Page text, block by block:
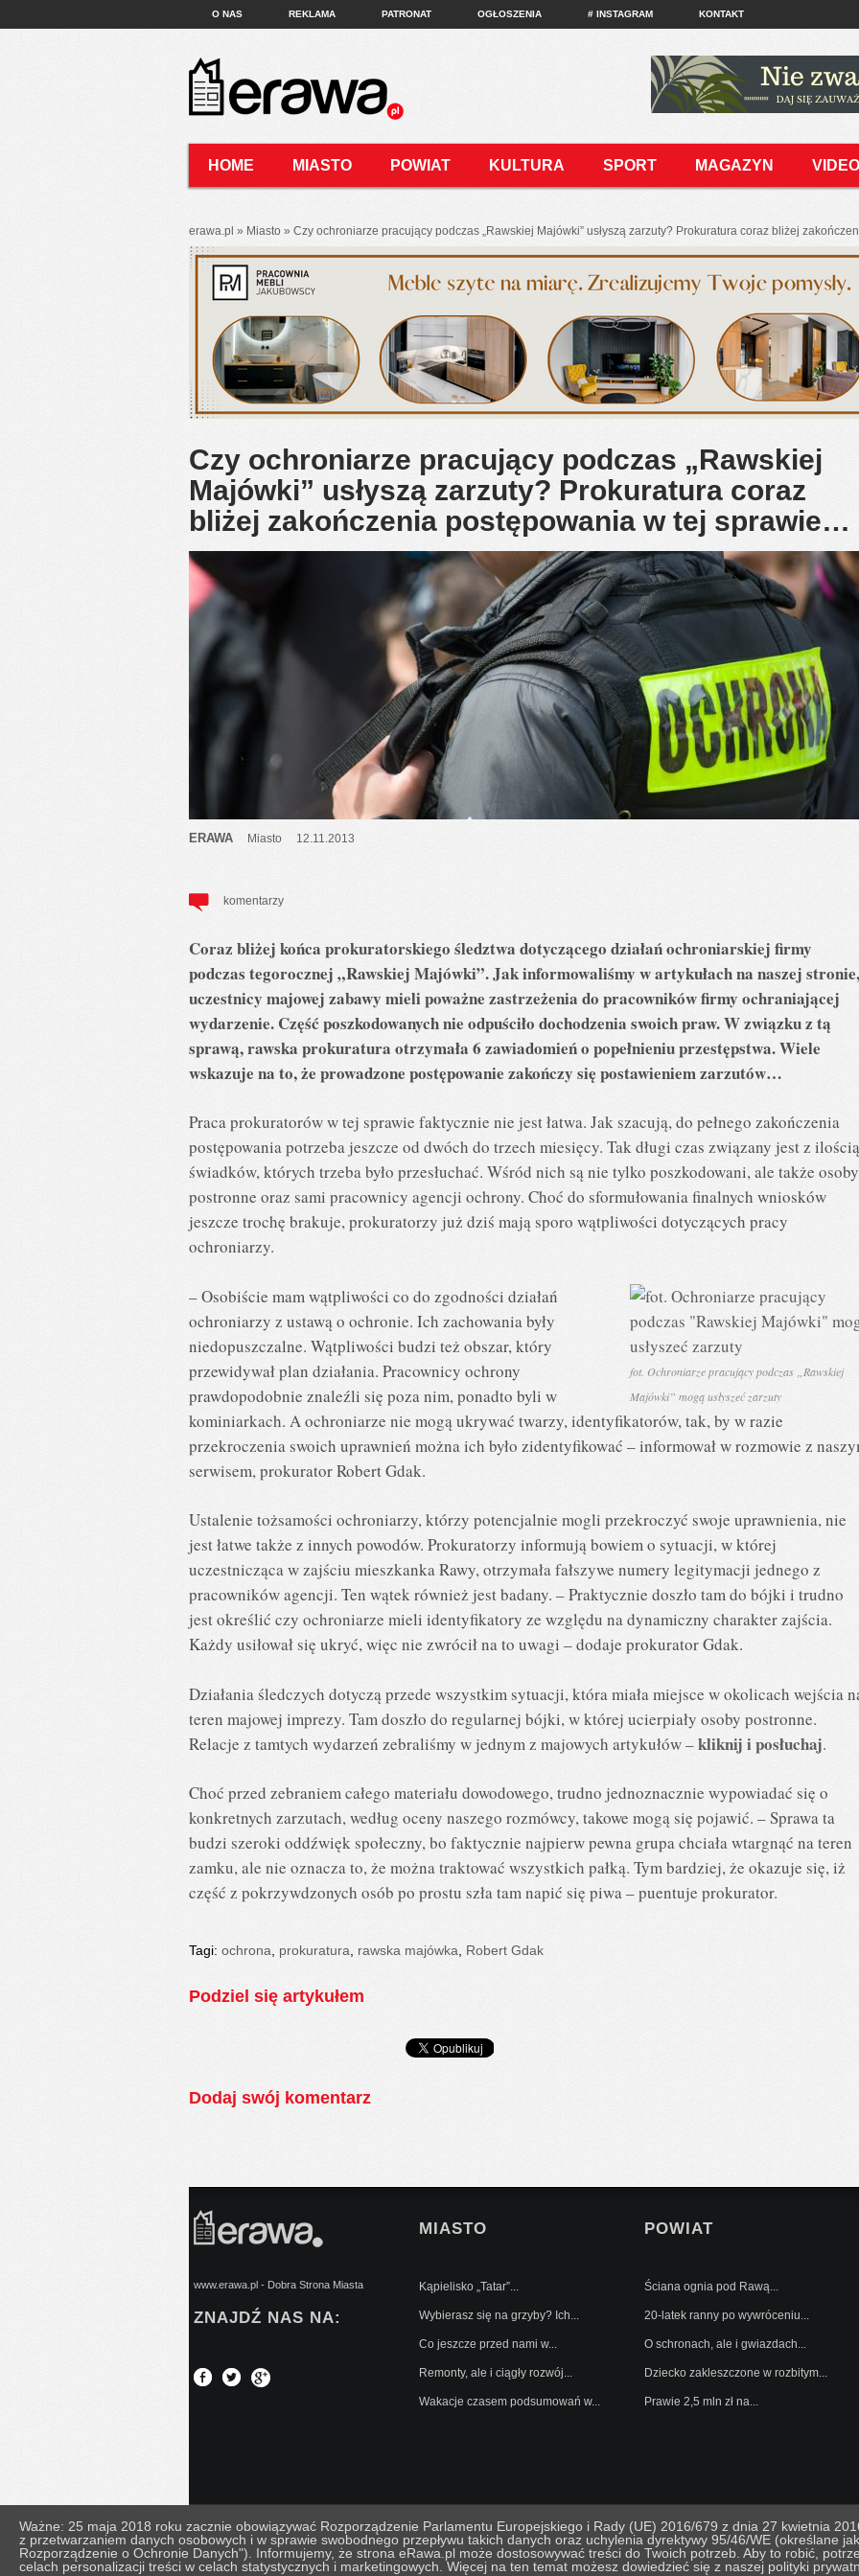
O NAS REKLAMA PATRONAT OGŁOSZENIA # INSTAGRAM KONTAKT
HOME MIASTO POWIAT KULTURA SPORT MAGAZYN VIDEO
erawa.pl » Miasto » Czy ochroniarze pracujący podczas „Rawskiej Majówki” usłyszą zarzuty? Prokuratura coraz bliżej
Czy ochroniarze pracujący podczas „Rawskiej
Majówki” usłyszą zarzuty? Prokuratura coraz
bliżej zakończenia postępowania w tej sprawie…
ERAWA Miasto 12.11.2013
komentarzy
Coraz bliżej końca prokuratorskiego śledztwa dotyczącego działań ochroniarskiej firmy
podczas tegorocznej „Rawskiej Majówki”. Jak informowaliśmy w artykułach na naszej stronie,
uczestnicy majowej zabawy mieli poważne zastrzeżenia do pracowników firmy ochraniającej
wydarzenie. Część poszkodowanych nie odpuściło dochodzenia swoich praw. W związku z tą
sprawą, rawska prokuratura otrzymała 6 zawiadomień o popełnieniu przestępstwa. Wiele
wskazuje na to, że prowadzone postępowanie zakończy się postawieniem zarzutów…
Praca prokuratorów w tej sprawie faktycznie nie jest łatwa. Jak szacują, do pełnego zakończenia
postępowania potrzeba jeszcze od dwóch do trzech miesięcy. Tak długi czas związany jest z ilością
świadków, których trzeba było przesłuchać. Wśród nich są nie tylko poszkodowani, ale także osoby
postronne oraz sami pracownicy agencji ochrony. Choć do sformułowania finalnych wniosków
jeszcze trochę brakuje, prokuratorzy już dziś mają sporo wątpliwości dotyczących pracy
ochroniarzy.
fot. Ochroniarze pracujący podczas „Rawskiej
Majówki” mogą usłyszeć zarzuty
– Osobiście mam wątpliwości co do zgodności działań
ochroniarzy z ustawą o ochronie. Ich zachowania były
niedopuszczalne. Wątpliwości budzi też obszar, który
przewidywał plan działania. Pracownicy ochrony
prawdopodobnie znaleźli się poza nim, ponadto byli w
kominiarkach. A ochroniarze nie mogą ukrywać twarzy, identyfikatorów, tak, by w razie
przekroczenia swoich uprawnień można ich było zidentyfikować – informował w rozmowie z
serwisem, prokurator Robert Gdak.
Ustalenie tożsamości ochroniarzy, którzy potencjalnie mogli przekroczyć swoje uprawnienia, nie
jest łatwe także z innych powodów. Prokuratorzy informują bowiem o sytuacji, w której
uczestnicząca w zajściu mieszkanka Rawy, otrzymała fałszywe numery legitymacji jednego z
pracowników agencji. Ten wątek również jest badany. – Praktycznie doszło tam do bójki i trudno
jest określić czy ochroniarze mieli identyfikatory ze względu na dynamiczny charakter zajścia.
Każdy usiłował się ukryć, więc nie zwrócił na to uwagi – dodaje prokurator Gdak.
Działania śledczych dotyczą przede wszystkim sytuacji, która miała miejsce w okolicach wejścia
teren majowej imprezy. Tam doszło do regularnej bójki, w której ucierpiały osoby postronne.
Relacje z tamtych wydarzeń zebraliśmy w jednym z majowych artykułów –kliknij i posłuchaj.
Choć przed zebraniem całego materiału dowodowego, trudno jednoznacznie wypowiadać się o
konkretnych zarzutach, według oceny naszego rozmówcy, takowe mogą się pojawić. – Sprawa ta
budzi szeroki oddźwięk społeczny, bo faktycznie najpierw pewna grupa chciała wtargnąć na teren
zamku, ale nie oznacza to, że można traktować wszystkich pałką. Tym bardziej, że okazuje się, iż
część z pokrzywdzonych osób po prostu szła tam napić się piwa – puentuje prokurator.
Tagi: ochrona prokuratura rawska majówka Robert Gdak
Podziel się artykułem
Dodaj swój komentarz
www.erawa.pl - Dobra Strona Miasta
ZNAJDŹ NAS NA:
MIASTO
Kąpielisko „Tatar”...
Wybierasz się na grzyby? Ich...
Co jeszcze przed nami w...
Remonty, ale i ciągły rozwój...
Wakacje czasem podsumowań w...
POWIAT
Ściana ognia pod Rawą...
20-latek ranny po wywróceniu...
O schronach, ale i gwiazdach...
Dziecko zakleszczone w rozbitym...
Prawie 2,5 mln zł na...
© Copyright 2026 eRawa.pl Regulamin| Polityka prywatnosci Projekt i realizacja In Mind Kodowanie
Ważne: 25 maja 2018 roku zacznie obowiązywać Rozporządzenie Parlamentu Europejskiego i Rady (UE) 2016/679 z dnia 27 kwietnia
z przetwarzaniem danych osobowych i w sprawie swobodnego przepływu takich danych oraz uchylenia dyrektywy 95/46/WE (określane
Rozporządzenie o Ochronie Danych"). Informujemy, że strona eRawa.pl może dostosowywać treści do Twoich potrzeb. Aby to robić,
celach personalizacji treści w celach statystycznych i marketingowych. Więcej na ten temat możesz dowiedzieć się z naszej polityki